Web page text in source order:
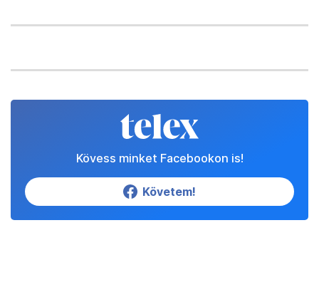
Kövess minket Facebookon is!
Követem!